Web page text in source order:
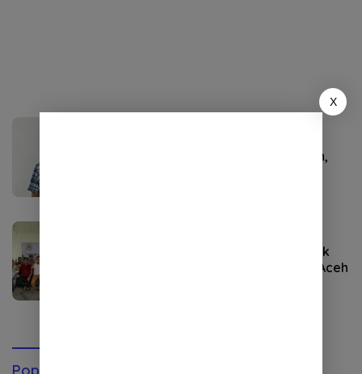
Bustami Hamzah:Ini Penzaliman,
Masyarakat Aceh Selatan Desak
Bustami Hamzah Maju Pilkada Aceh
X